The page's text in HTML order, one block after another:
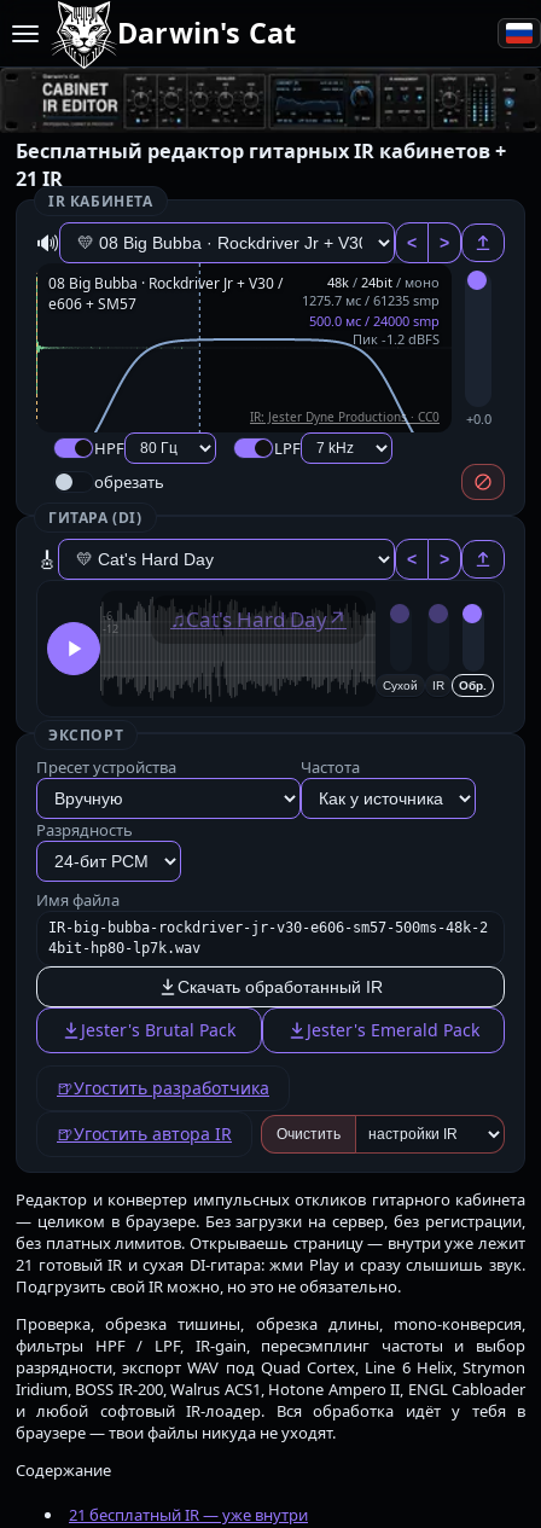
Darwin's Cat
Бесплатный редактор гитарных IR кабинетов +
21 IR
IR КАБИНЕТА
🔊 < >
08 Big Bubba · Rockdriver Jr + V30 /
e606 + SM57
48k / 24bit / моно
1275.7 мс / 61235 smp
500.0 мс / 24000 smp
Пик -1.2 dBFS
IR: Jester Dyne Productions · CC0 +0.0
HPF
LPF
обрезать
ГИТАРА (DI)
🎸 < >
♫Cat's Hard Day↗
Сухой IR Обр.
ЭКСПОРТ
Пресет устройства Частота
Разрядность
Имя файла
IR-big-bubba-rockdriver-jr-v30-e606-sm57-500ms-48k-2
4bit-hp80-lp7k.wav
Скачать обработанный IR
Jester's Brutal Pack Jester's Emerald Pack
🍺Угостить разработчика
🍺Угостить автора IR Очистить
Редактор и конвертер импульсных откликов гитарного кабинета
— целиком в браузере. Без загрузки на сервер, без регистрации,
без платных лимитов. Открываешь страницу — внутри уже лежит
21 готовый IR и сухая DI-гитара: жми Play и сразу слышишь звук.
Подгрузить свой IR можно, но это не обязательно.
Проверка, обрезка тишины, обрезка длины, mono-конверсия,
фильтры HPF / LPF, IR-gain, пересэмплинг частоты и выбор
разрядности, экспорт WAV под Quad Cortex, Line 6 Helix, Strymon
Iridium, BOSS IR-200, Walrus ACS1, Hotone Ampero II, ENGL Cabloader
и любой софтовый IR-лоадер. Вся обработка идёт у тебя в
браузере — твои файлы никуда не уходят.
Содержание
21 бесплатный IR — уже внутри